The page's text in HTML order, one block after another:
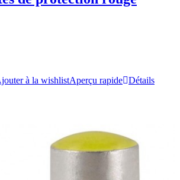
à la wishlistAperçu rapide Détails